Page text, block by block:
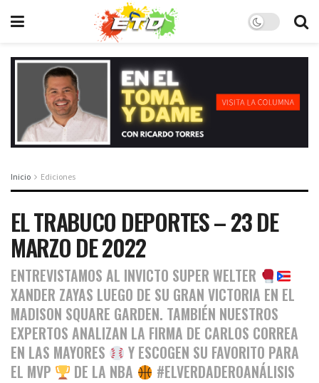
Inicio Ediciones
EL TRABUCO DEPORTES – 23 DE
MARZO DE 2022
ENTREVISTAMOS AL INVICTO SUPER WELTER
XANDER ZAYAS LUEGO DE SU GRAN VICTORIA EN EL
MADISON SQUARE GARDEN. TAMBIÉN NUESTROS
EXPERTOS ANALIZAN LA FIRMA DE CARLOS CORREA
EN LAS MAYORES
Y ESCOGEN SU FAVORITO PARA
EL MVP
DE LA NBA #ELVERDADEROANÁLISIS